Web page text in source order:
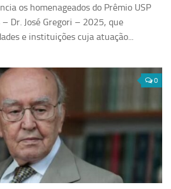
os homenageados do Prêmio USP
Dr. José Gregori – 2025, que
e instituições cuja atuação...
0